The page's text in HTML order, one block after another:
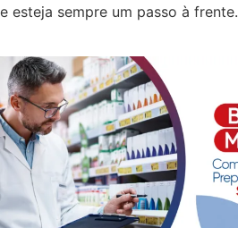
e esteja sempre um passo à frente.